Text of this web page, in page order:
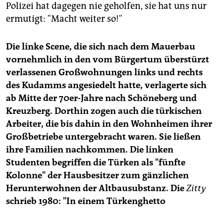
Polizei hat dagegen nie geholfen, sie hat uns nur
ermutigt: "Macht weiter so!"
Die linke Scene, die sich nach dem Mauerbau
vornehmlich in den vom Bürgertum überstürzt
verlassenen Großwohnungen links und rechts
des Kudamms angesiedelt hatte, verlagerte sich
ab Mitte der 70er-Jahre nach Schöneberg und
Kreuzberg. Dorthin zogen auch die türkischen
Arbeiter, die bis dahin in den Wohnheimen ihrer
Großbetriebe untergebracht waren. Sie ließen
ihre Familien nachkommen. Die linken
Studenten begriffen die Türken als "fünfte
Kolonne" der Hausbesitzer zum gänzlichen
Herunterwohnen der Altbausubstanz. DieZitty
schrieb 1980: "In einem Türkenghetto